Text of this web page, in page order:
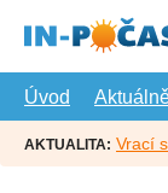
hlavní
Úvod
AKTUALITA: Vrací